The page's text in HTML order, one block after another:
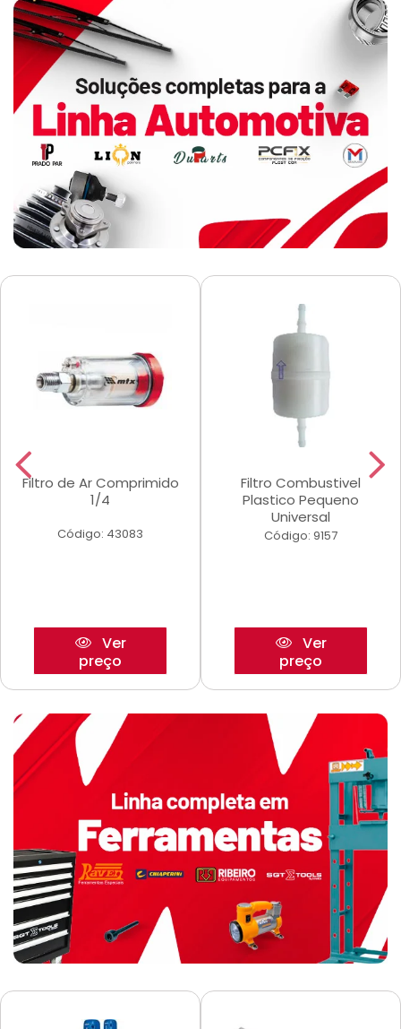
Filtro de Ar Comprimido
1/4
Código: 43083
Ver
preço
Filtro Combustivel
Plastico Pequeno
Universal
Código: 9157
Ver
preço